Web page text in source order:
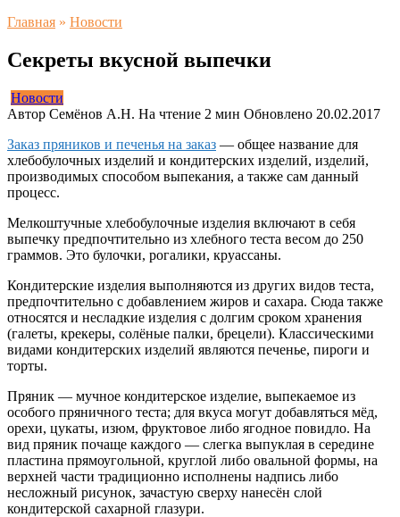
Главная » Новости
Секреты вкусной выпечки
Новости
Автор Семёнов А.Н. На чтение 2 мин Обновлено 20.02.2017
Заказ пряников и печенья на заказ — общее название для
хлебобулочных изделий и кондитерских изделий, изделий,
производимых способом выпекания, а также сам данный
процесс.
Мелкоштучные хлебобулочные изделия включают в себя
выпечку предпочтительно из хлебного теста весом до 250
граммов. Это булочки, рогалики, круассаны.
Кондитерские изделия выполняются из других видов теста,
предпочтительно с добавлением жиров и сахара. Сюда также
относятся и несладкие изделия с долгим сроком хранения
(галеты, крекеры, солёные палки, брецели). Классическими
видами кондитерских изделий являются печенье, пироги и
торты.
Пряник — мучное кондитерское изделие, выпекаемое из
особого пряничного теста; для вкуса могут добавляться мёд,
орехи, цукаты, изюм, фруктовое либо ягодное повидло. На
вид пряник почаще каждого — слегка выпуклая в середине
пластина прямоугольной, круглой либо овальной формы, на
верхней части традиционно исполнены надпись либо
несложный рисунок, зачастую сверху нанесён слой
кондитерской сахарной глазури.